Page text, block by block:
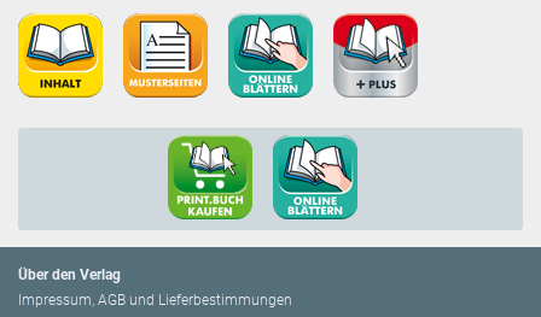
Über den Verlag
Impressum, AGB und Lieferbestimmungen